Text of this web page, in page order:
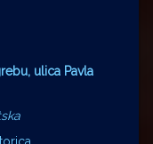
ulica Pavla